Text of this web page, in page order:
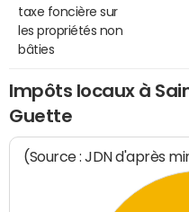
taxe foncière sur
les propriétés non
bâties
Impôts locaux à
Guette
(Source : JDN d'après